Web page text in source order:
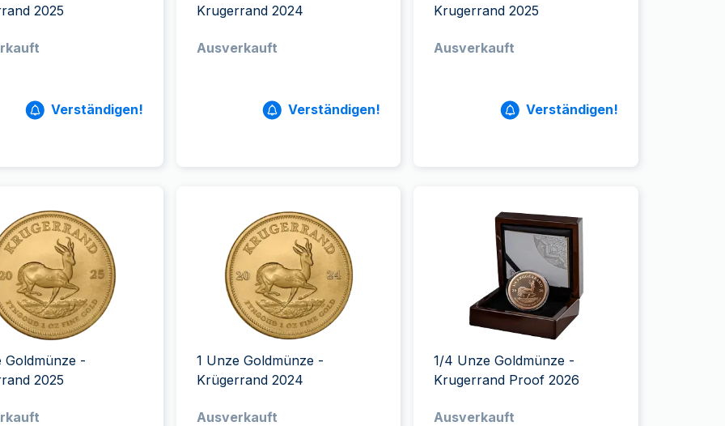
2025
Verständigen!
Krugerrand 2024
Ausverkauft
Verständigen!
Krugerrand 2025
Ausverkauft
Verständigen!
Goldmünze -
2025
1 Unze Goldmünze -
Krügerrand 2024
Ausverkauft
1/4 Unze Goldmünze -
Krugerrand Proof 2026
Ausverkauft